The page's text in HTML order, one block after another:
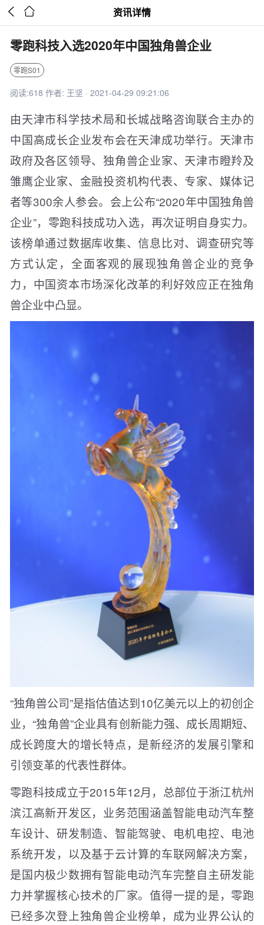
  资讯详情
零跑科技入选2020年中国独角兽企业
零跑S01
阅读:618 作者: 王坚 · 2021-04-29 09:21:06
由天津市科学技术局和长城战略咨询联合主办的
中国高成长企业发布会在天津成功举行。天津市
政府及各区领导、独角兽企业家、天津市瞪羚及
雏鹰企业家、金融投资机构代表、专家、媒体记
者等300余人参会。会上公布“2020年中国独角兽
企业”，零跑科技成功入选，再次证明自身实力。
该榜单通过数据库收集、信息比对、调查研究等
方式认定，全面客观的展现独角兽企业的竞争
力，中国资本市场深化改革的利好效应正在独角
兽企业中凸显。
“独角兽公司”是指估值达到10亿美元以上的初创企
业，“独角兽”企业具有创新能力强、成长周期短、
成长跨度大的增长特点，是新经济的发展引擎和
引领变革的代表性群体。
零跑科技成立于2015年12月，总部位于浙江杭州
滨江高新开发区，业务范围涵盖智能电动汽车整
车设计、研发制造、智能驾驶、电机电控、电池
系统开发，以及基于云计算的车联网解决方案，
是国内极少数拥有智能电动汽车完整自主研发能
力并掌握核心技术的厂家。值得一提的是，零跑
已经多次登上独角兽企业榜单，成为业界公认的